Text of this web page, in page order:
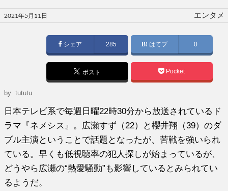
投
稿
2021年5月11日 エンタメ
シェア 285 はてブ 0
ポスト Pocket
by tututu
日本テレビ系で毎週日曜22時30分から放送されているド
ラマ『ネメシス』。広瀬すず（22）と櫻井翔（39）のダ
ブル主演ということで話題となったが、苦戦を強いられ
ている。早くも低視聴率の犯人探しが始まっているが、
どうやら広瀬の“熱愛騒動”も影響しているとみられてい
るようだ。